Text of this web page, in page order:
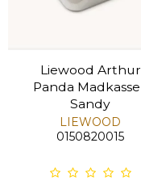
Liewood Arthur
Panda
Sandy
LIEWOOD
0150820015